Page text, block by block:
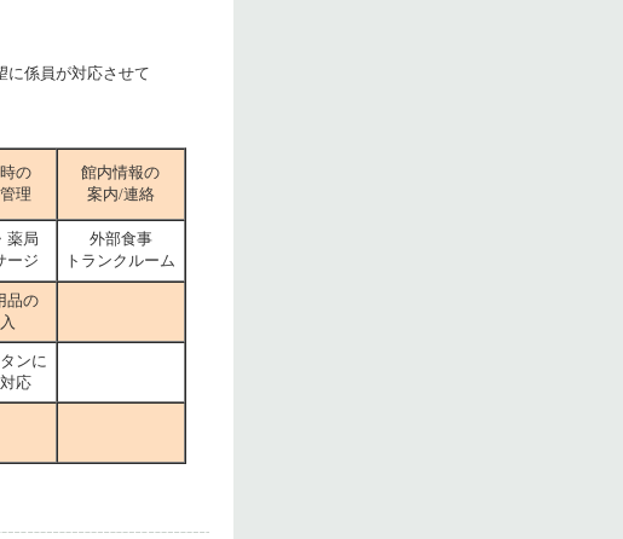
に係員が対応させて
の
理
館内情報の
案内/連絡
薬局
ージ
外部食事
トランクルーム
品の
ンに
応